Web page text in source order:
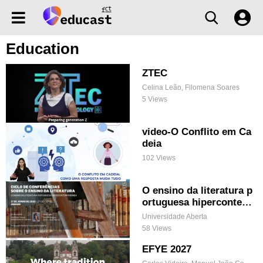
Education
ZTEC
Celina Leão, Filomena Soares
5 Views
video-O Conflito em Ca
deia
102 Views
O ensino da literatura p
ortuguesa hipercontem
porânea
Universidade Aberta
58 Views
EFYE 2027